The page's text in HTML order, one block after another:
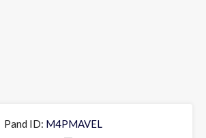
Pand ID: M4PMAVEL